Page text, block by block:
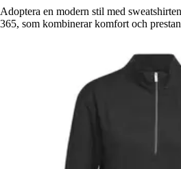
Adoptera en modern stil med
365, som kombinerar komfort och